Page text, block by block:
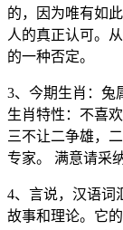
的，因为唯有如
人的真正认可。
的一种否定。
3、今期生肖：兔
生肖特性：不喜
三不让二争雄，
专家。 满意请采
4、言说，汉语词
故事和理论。它